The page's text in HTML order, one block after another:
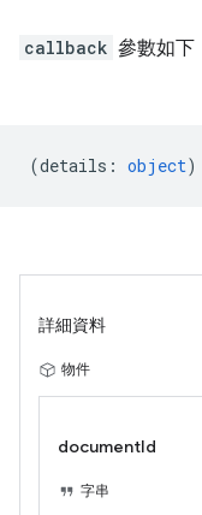
callback 參數如下
(details : object)
詳細資料
物件
documentId
字串